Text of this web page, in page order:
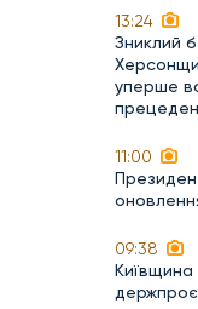
13:24
Зниклий
уперше
11:00
09:38
Київщина